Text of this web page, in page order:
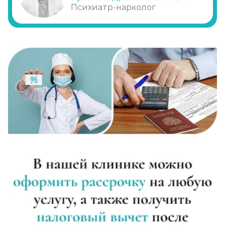
от 3 950 ₽
от 17 800 ₽ Записаться
Метод Шичко
от 2 150 ₽ Записаться
Частный вытрезвитель
Вшивание от алкоголизма (ампула)
от 3 600 ₽ Записаться
Лечение хронического алкоголизма
Психиатр-нарколог